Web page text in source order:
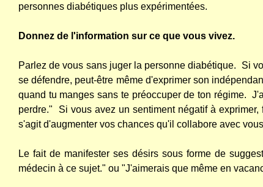
personnes diabétiques plus expérimentées.
Donnez de l'information sur ce que vous vivez.
Parlez de vous sans juger la personne diabétique. Si
se défendre, peut-être même d'exprimer son
quand tu manges sans te préoccuper de ton régime.
perdre."
Si vous avez un sentiment négatif à
s'agit d'augmenter vos chances qu'il collabore avec
Le fait de manifester ses désirs sous forme de
médecin à ce sujet." ou "J'aimerais que même en